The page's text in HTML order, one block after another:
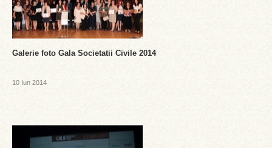
Galerie foto Gala Societatii Civile 2014
10 Iun 2014